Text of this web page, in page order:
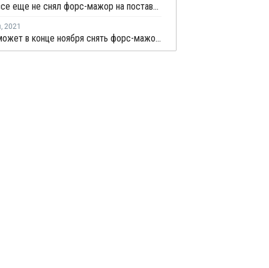
Versalis все еще не снял форс-мажор на поставки ПСС/М с завода в Мантуе
, 2021
Versalis может в конце ноября снять форс-мажор на поставки ПСС/М с завода в Мантуе